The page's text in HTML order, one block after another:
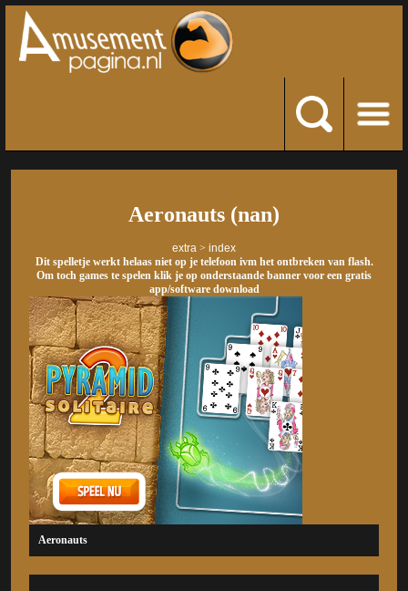
Aeronauts (nan)
extra > index
Dit spelletje werkt helaas niet op je telefoon ivm het ontbreken van flash.
Om toch games te spelen klik je op onderstaande banner voor een gratis
app/software download
Aeronauts